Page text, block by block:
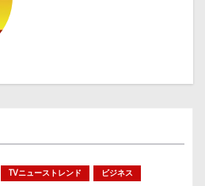
TVニューストレンド ビジネス